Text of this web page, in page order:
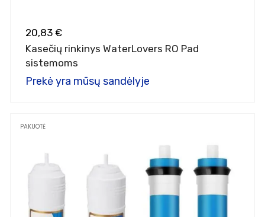
20,83 €
Kasečių rinkinys WaterLovers RO Pad
sistemoms
Prekė yra mūsų sandėlyje
PAKUOTĖ